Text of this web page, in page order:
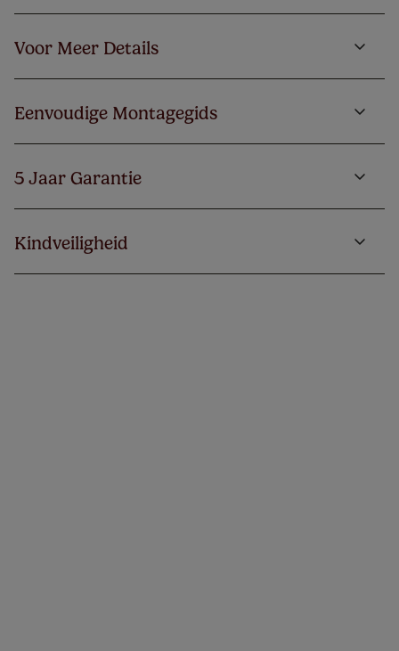
Voor Meer Details
Eenvoudige Montagegids
5 Jaar Garantie
Kindveiligheid